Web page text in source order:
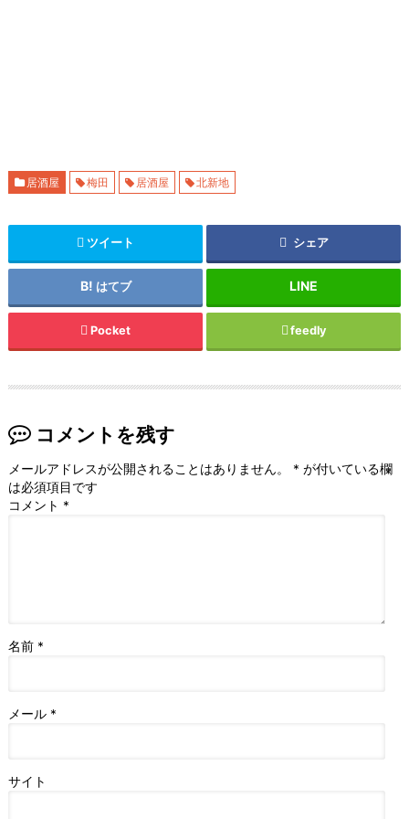
居酒屋 梅田 居酒屋 北新地
ツイート シェア
はてブ
Pocket feedly
コメントを残す
メールアドレスが公開されることはありません。 * が付いている欄
は必須項目です
コメント *
名前 *
メール *
サイト